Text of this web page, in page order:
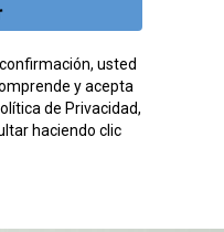
usted
y acepta
de Privacidad,
haciendo clic